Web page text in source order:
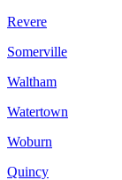
Revere
Somerville
Waltham
Watertown
Woburn
Quincy